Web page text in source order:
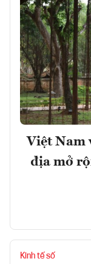
Việt Nam
địa mở
Kinh tế số